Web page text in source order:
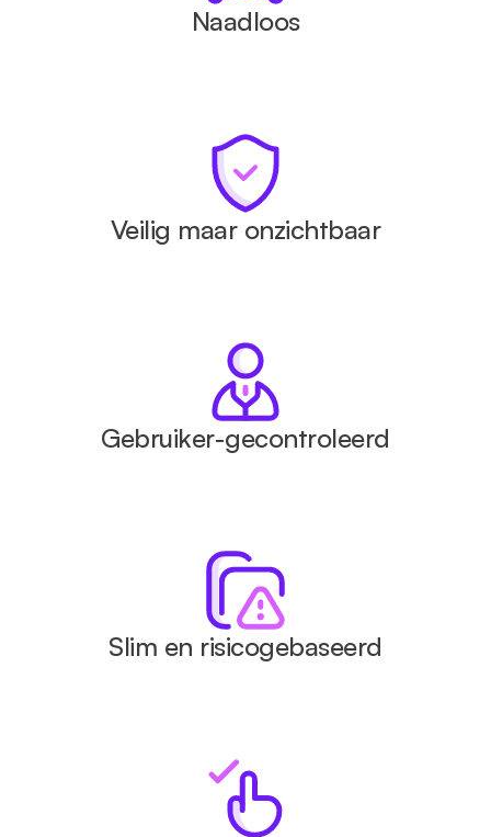
Naadloos
Veilig maar onzichtbaar
Gebruiker-gecontroleerd
Slim en risicogebaseerd